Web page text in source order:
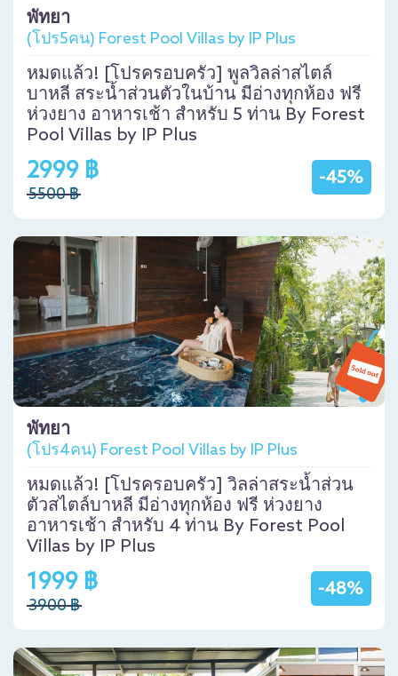
พัทยา
(โปร5คน) Forest Pool Villas by IP Plus
หมดแล้ว! [โปรครอบครัว] พูลวิลล่าสไตล์
บาหลี สระน้ำส่วนตัวในบ้าน มีอ่างทุกห้อง ฟรี
ห่วงยาง อาหารเช้า สำหรับ 5 ท่าน By Forest
Pool Villas by IP Plus
-45%
2999 ฿
5500 ฿
พัทยา
(โปร4คน) Forest Pool Villas by IP Plus
หมดแล้ว! [โปรครอบครัว] วิลล่าสระน้ำส่วน
ตัวสไตล์บาหลี มีอ่างทุกห้อง ฟรี ห่วงยาง
อาหารเช้า สำหรับ 4 ท่าน By Forest Pool
Villas by IP Plus
-48%
1999 ฿
3900 ฿